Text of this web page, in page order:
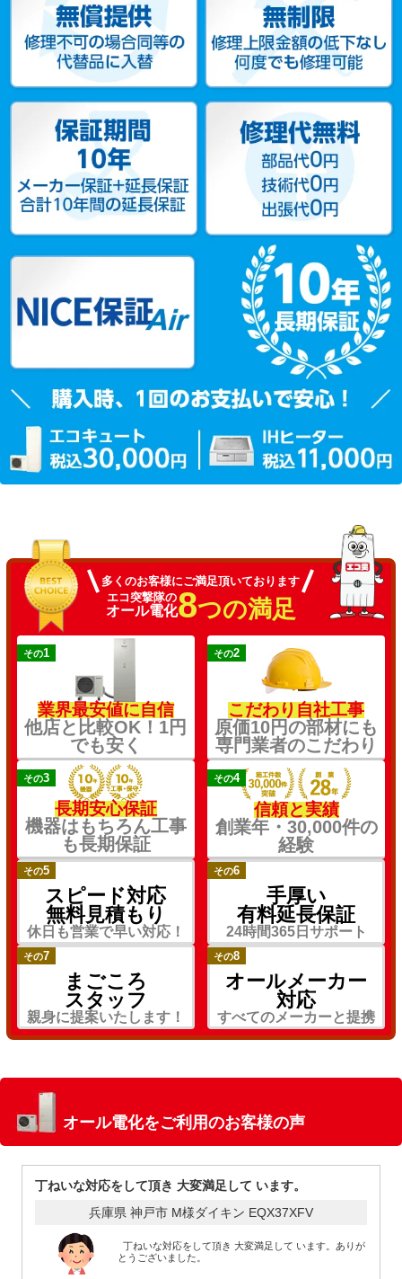
多くのお客様にご満足頂いております
エコ突撃隊の
オール電化8つの満足
その1
業界最安値に自信
他店と比較OK！1円
でも安く
その2
こだわり自社工事
原価10円の部材にも
専門業者のこだわり
その3
長期安心保証
機器はもちろん工事
も長期保証
その4
信頼と実績
創業年・30,000件の
経験
その5
スピード対応
無料見積もり
休日も営業で早い対応！
その6
手厚い
有料延長保証
24時間365日サポート
その7
まごころ
スタッフ
親身に提案いたします！
その8
オールメーカー
対応
すべてのメーカーと提携
オール電化をご利用のお客様の声
丁ねいな対応をして頂き 大変満足して います。
兵庫県 神戸市 M様ダイキン EQX37XFV
丁ねいな対応をして頂き 大変満足して います。ありが
とうございました。